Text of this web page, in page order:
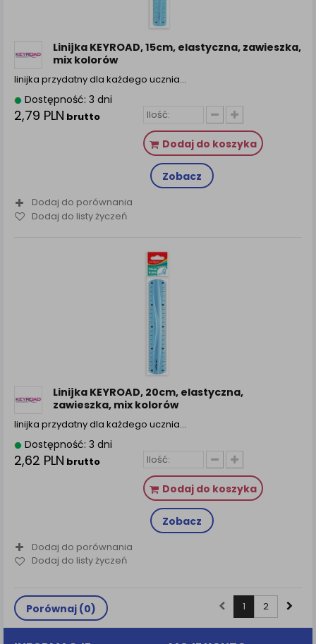
Linijka KEYROAD, 15cm, elastyczna, zawieszka,
mix kolorów
linijka przydatny dla każdego ucznia…
Dostępność: 3 dni
2,79 PLN brutto
Dodaj do koszyka
Zobacz
Dodaj do porównania
Dodaj do listy życzeń
Linijka KEYROAD, 20cm, elastyczna,
zawieszka, mix kolorów
linijka przydatny dla każdego ucznia…
Dostępność: 3 dni
2,62 PLN brutto
Dodaj do koszyka
Zobacz
Dodaj do porównania
Dodaj do listy życzeń
Porównaj (0) 1 2